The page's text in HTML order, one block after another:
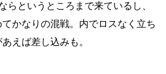
らというところまで来ているし、
かなりの混戦。内でロスなく立ち
えば差し込みも。